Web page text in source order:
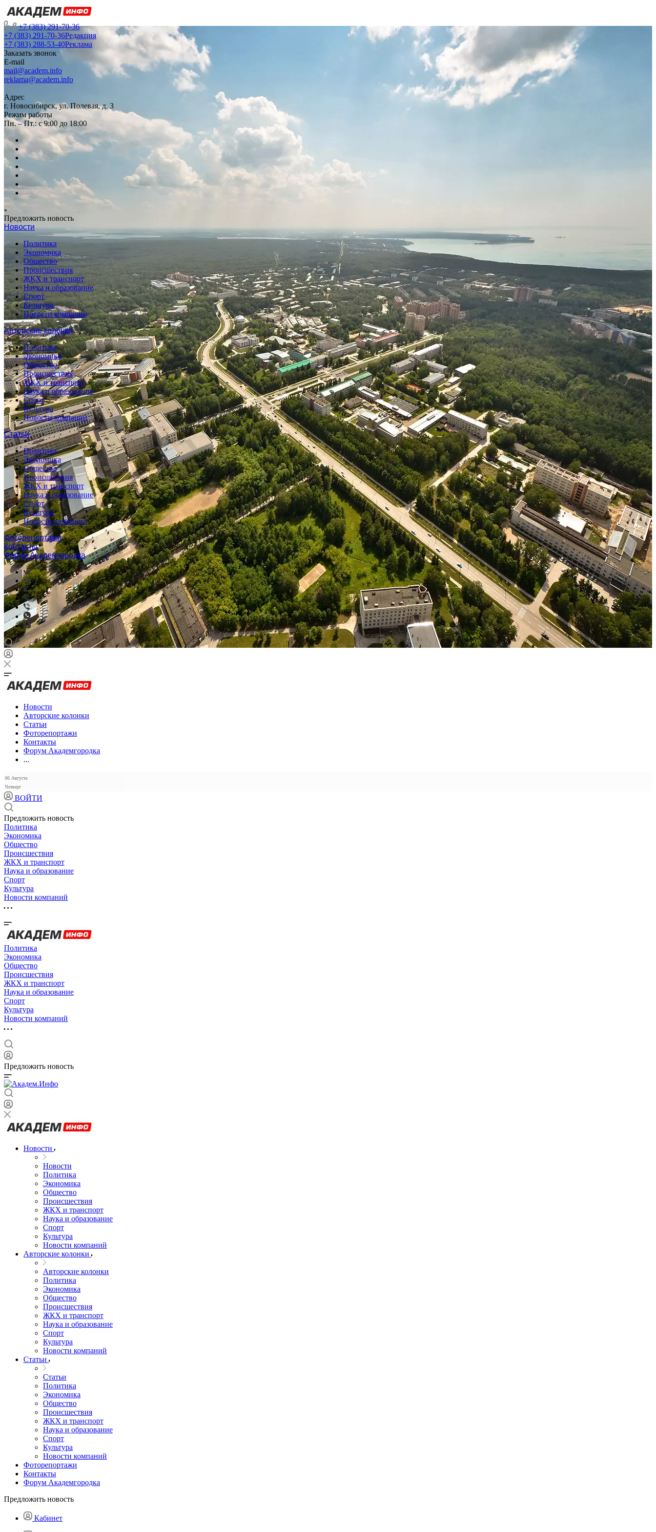
+7 (383) 291-70-36
+7 (383) 291-70-36Редакция
+7 (383) 288-53-40Реклама
Заказать звонок
E-mail
mail@academ.info
reklama@academ.info
Адрес
г. Новосибирск, ул. Полевая, д. 3
Режим работы
Пн. – Пт.: с 9:00 до 18:00
Предложить новость
Новости
Политика
Экономика
Общество
Происшествия
ЖКХ и транспорт
Наука и образование
Спорт
Культура
Новости компаний
Авторские колонки
Политика
Экономика
Общество
Происшествия
ЖКХ и транспорт
Наука и образование
Спорт
Культура
Новости компаний
Статьи
Политика
Экономика
Общество
Происшествия
ЖКХ и транспорт
Наука и образование
Спорт
Культура
Новости компаний
Фоторепортажи
Контакты
Форум Академгородка
Новости
Авторские колонки
Статьи
Фоторепортажи
Контакты
Форум Академгородка
...
06 Августа
Четверг
ВОЙТИ
Предложить новость
Политика
Экономика
Общество
Происшествия
ЖКХ и транспорт
Наука и образование
Спорт
Культура
Новости компаний
Политика
Экономика
Общество
Происшествия
ЖКХ и транспорт
Наука и образование
Спорт
Культура
Новости компаний
Предложить новость
Новости
Новости
Политика
Экономика
Общество
Происшествия
ЖКХ и транспорт
Наука и образование
Спорт
Культура
Новости компаний
Авторские колонки
Авторские колонки
Политика
Экономика
Общество
Происшествия
ЖКХ и транспорт
Наука и образование
Спорт
Культура
Новости компаний
Статьи
Статьи
Политика
Экономика
Общество
Происшествия
ЖКХ и транспорт
Наука и образование
Спорт
Культура
Новости компаний
Фоторепортажи
Контакты
Форум Академгородка
Предложить новость
Кабинет